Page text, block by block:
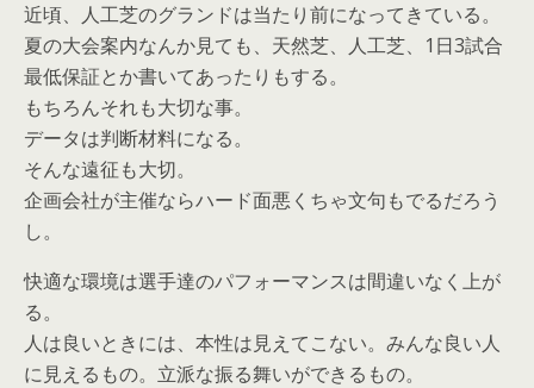
近頃、人工芝のグランドは当たり前になってきている。
夏の大会案内なんか見ても、天然芝、人工芝、1日3試合
最低保証とか書いてあったりもする。
もちろんそれも大切な事。
データは判断材料になる。
そんな遠征も大切。
企画会社が主催ならハード面悪くちゃ文句もでるだろう
し。
快適な環境は選手達のパフォーマンスは間違いなく上が
る。
人は良いときには、本性は見えてこない。みんな良い人
に見えるもの。立派な振る舞いができるもの。